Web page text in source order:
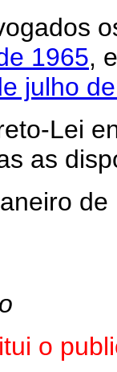
1965,
julho
Lei
as
de
o